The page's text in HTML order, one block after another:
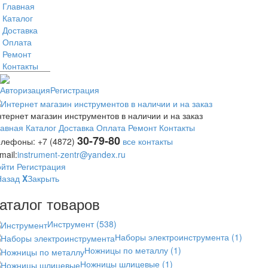
Главная
Каталог
Доставка
Оплата
Ремонт
Контакты
АвторизацияРегистрация
магазин инструментов в наличии и на заказ
Каталог Доставка Оплата Ремонт Контакты
+7 (4872) 30-79-80 все контакты
instrument-zentr@yandex.ru
Регистрация
XЗакрыть
товаров
Инструмент (538)
Наборы электроинструмента (1)
Ножницы по металлу (1)
Ножницы шлицевые (1)